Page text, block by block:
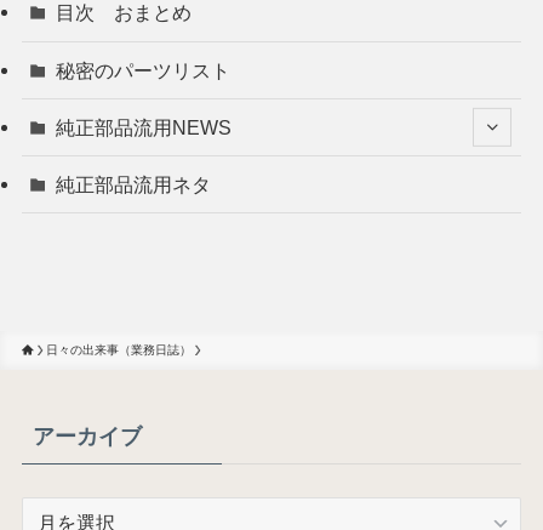
目次 おまとめ
秘密のパーツリスト
純正部品流用NEWS
純正部品流用ネタ
日々の出来事（業務日誌）
アーカイブ